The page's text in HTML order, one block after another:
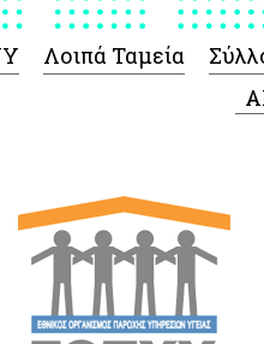
 Ιατροτεχνολογικών
Προϊόντων
-Γενικές πληροφορίες
Σύμβαση Ακουστικών/
Ορθοπεδικά/
συσκευές
Λοιπά Ταμεία